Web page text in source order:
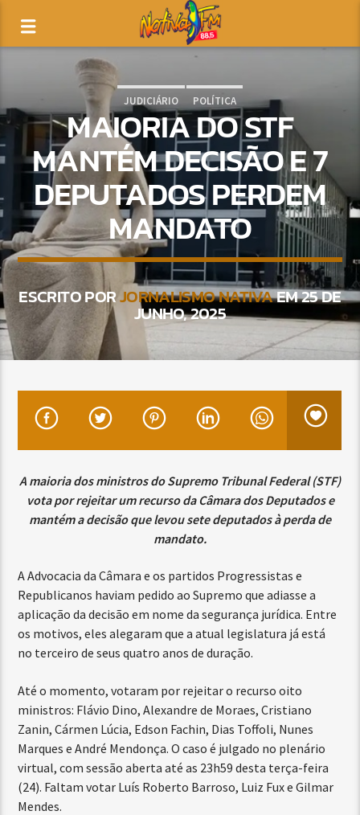
JUDICIÁRIO POLÍTICA
MAIORIA DO STF
MANTÉM DECISÃO E 7
DEPUTADOS PERDEM
MANDATO
ESCRITO PORJORNALISMO NATIVAEM 25 DE
JUNHO, 2025
A maioria dos ministros do Supremo Tribunal Federal (STF)
vota por rejeitar um recurso da Câmara dos Deputados e
mantém a decisão que levou sete deputados à perda de
mandato.
A Advocacia da Câmara e os partidos Progressistas e
Republicanos haviam pedido ao Supremo que adiasse a
aplicação da decisão em nome da segurança jurídica. Entre
os motivos, eles alegaram que a atual legislatura já está
no terceiro de seus quatro anos de duração.
Até o momento, votaram por rejeitar o recurso oito
ministros: Flávio Dino, Alexandre de Moraes, Cristiano
Zanin, Cármen Lúcia, Edson Fachin, Dias Toffoli, Nunes
Marques e André Mendonça. O caso é julgado no plenário
virtual, com sessão aberta até as 23h59 desta terça-feira
(24). Faltam votar Luís Roberto Barroso, Luiz Fux e Gilmar
Mendes.